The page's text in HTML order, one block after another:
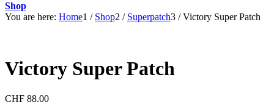
Shop
You are here: Home1 / Shop2 / Superpatch3 / Victory Super Patch
Victory Super Patch
CHF 88.00